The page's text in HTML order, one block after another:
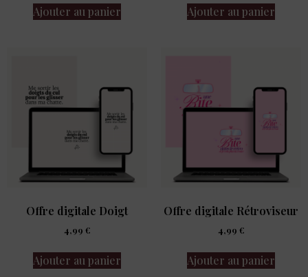
Ajouter au panier Ajouter au panier
Offre digitale Doigt
4,99 €
Ajouter au panier
Offre digitale Rétroviseur
4,99 €
Ajouter au panier